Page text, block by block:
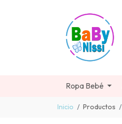
Ropa Bebé
Inicio Productos